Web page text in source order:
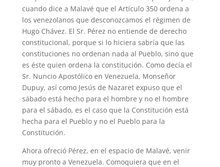
cuando dice a Malavé que el Artículo 350 ordena a
los venezolanos que desconozcamos el régimen de
Hugo Chávez. El Sr. Pérez no entiende de derecho
constitucional, porque si lo hiciera sabría que las
constituciones no ordenan nada al Pueblo, sino que
es éste quien ordena la constitución. Como decía el
Sr. Nuncio Apostólico en Venezuela, Monseñor
Dupuy, así como Jesús de Nazaret expuso que el
sábado está hecho para el hombre y no el hombre
para el sábado, es el caso que la Constitución está
hecha para el Pueblo y no el Pueblo para la
Constitución.
Ahora ofreció Pérez, en el espacio de Malavé, venir
muy pronto a Venezuela. Comoquiera que en el